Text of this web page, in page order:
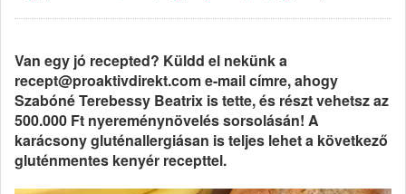
Van egy jó recepted? Küldd el nekünk a
recept@proaktivdirekt.com e-mail címre, ahogy
Szabóné Terebessy Beatrix is tette, és részt vehetsz az
500.000 Ft nyereménynövelés sorsolásán! A
karácsony gluténallergiásan is teljes lehet a következő
gluténmentes kenyér recepttel.